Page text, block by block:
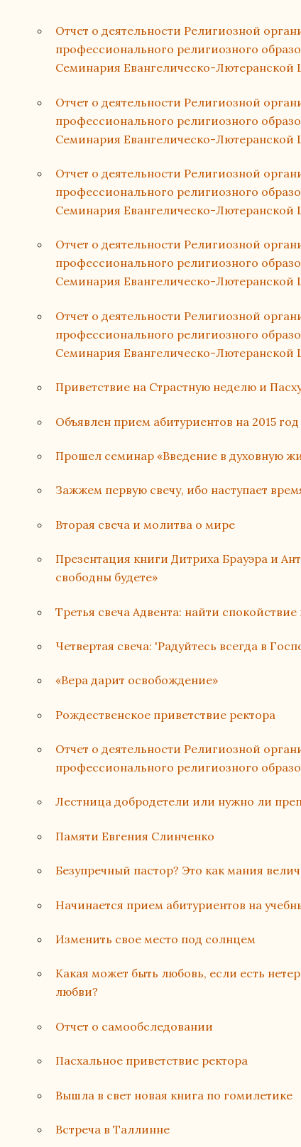
Отчет о деятельности Религиозной
профессионального религиозного
Семинария Евангелическо-Лютеранской
Отчет о деятельности Религиозной
профессионального религиозного
Семинария Евангелическо-Лютеранской
Отчет о деятельности Религиозной
профессионального религиозного
Семинария Евангелическо-Лютеранской
Отчет о деятельности Религиозной
профессионального религиозного
Семинария Евангелическо-Лютеранской
Отчет о деятельности Религиозной
профессионального религиозного
Семинария Евангелическо-Лютеранской
Приветствие на Страстную неделю и
Объявлен прием абитуриентов на 2015 год
Прошел семинар «Введение в духовную
Зажжем первую свечу, ибо наступает
Вторая свеча и молитва о мире
Презентация книги Дитриха Брауэра и
свободны будете»
Третья свеча Адвента: найти спокойствие
Четвертая свеча: 'Радуйтесь всегда в
«Вера дарит освобождение»
Рождественское приветствие ректора
Отчет о деятельности Религиозной
профессионального религиозного
Лестница добродетели или нужно ли
Памяти Евгения Слинченко
Безупречный пастор? Это как мания
Начинается прием абитуриентов на
Изменить свое место под солнцем
Какая может быть любовь, если есть
любви?
Отчет о самообследовании
Пасхальное приветствие ректора
Вышла в свет новая книга по гомилетике
Встреча в Таллинне